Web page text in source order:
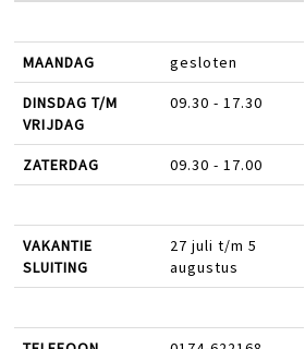
MAANDAG gesloten
DINSDAG T/M
VRIJDAG
09.30 - 17.30
ZATERDAG 09.30 - 17.00
VAKANTIE
SLUITING
27 juli t/m 5
augustus